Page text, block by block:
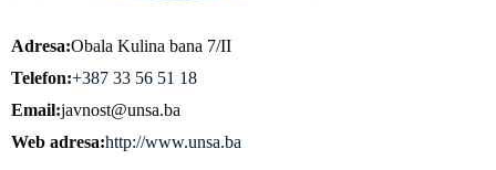
Adresa Obala Kulina bana 7/II
Telefon +387 33 56 51 18
Email javnost@unsa.ba
Web adresa http://www.unsa.ba